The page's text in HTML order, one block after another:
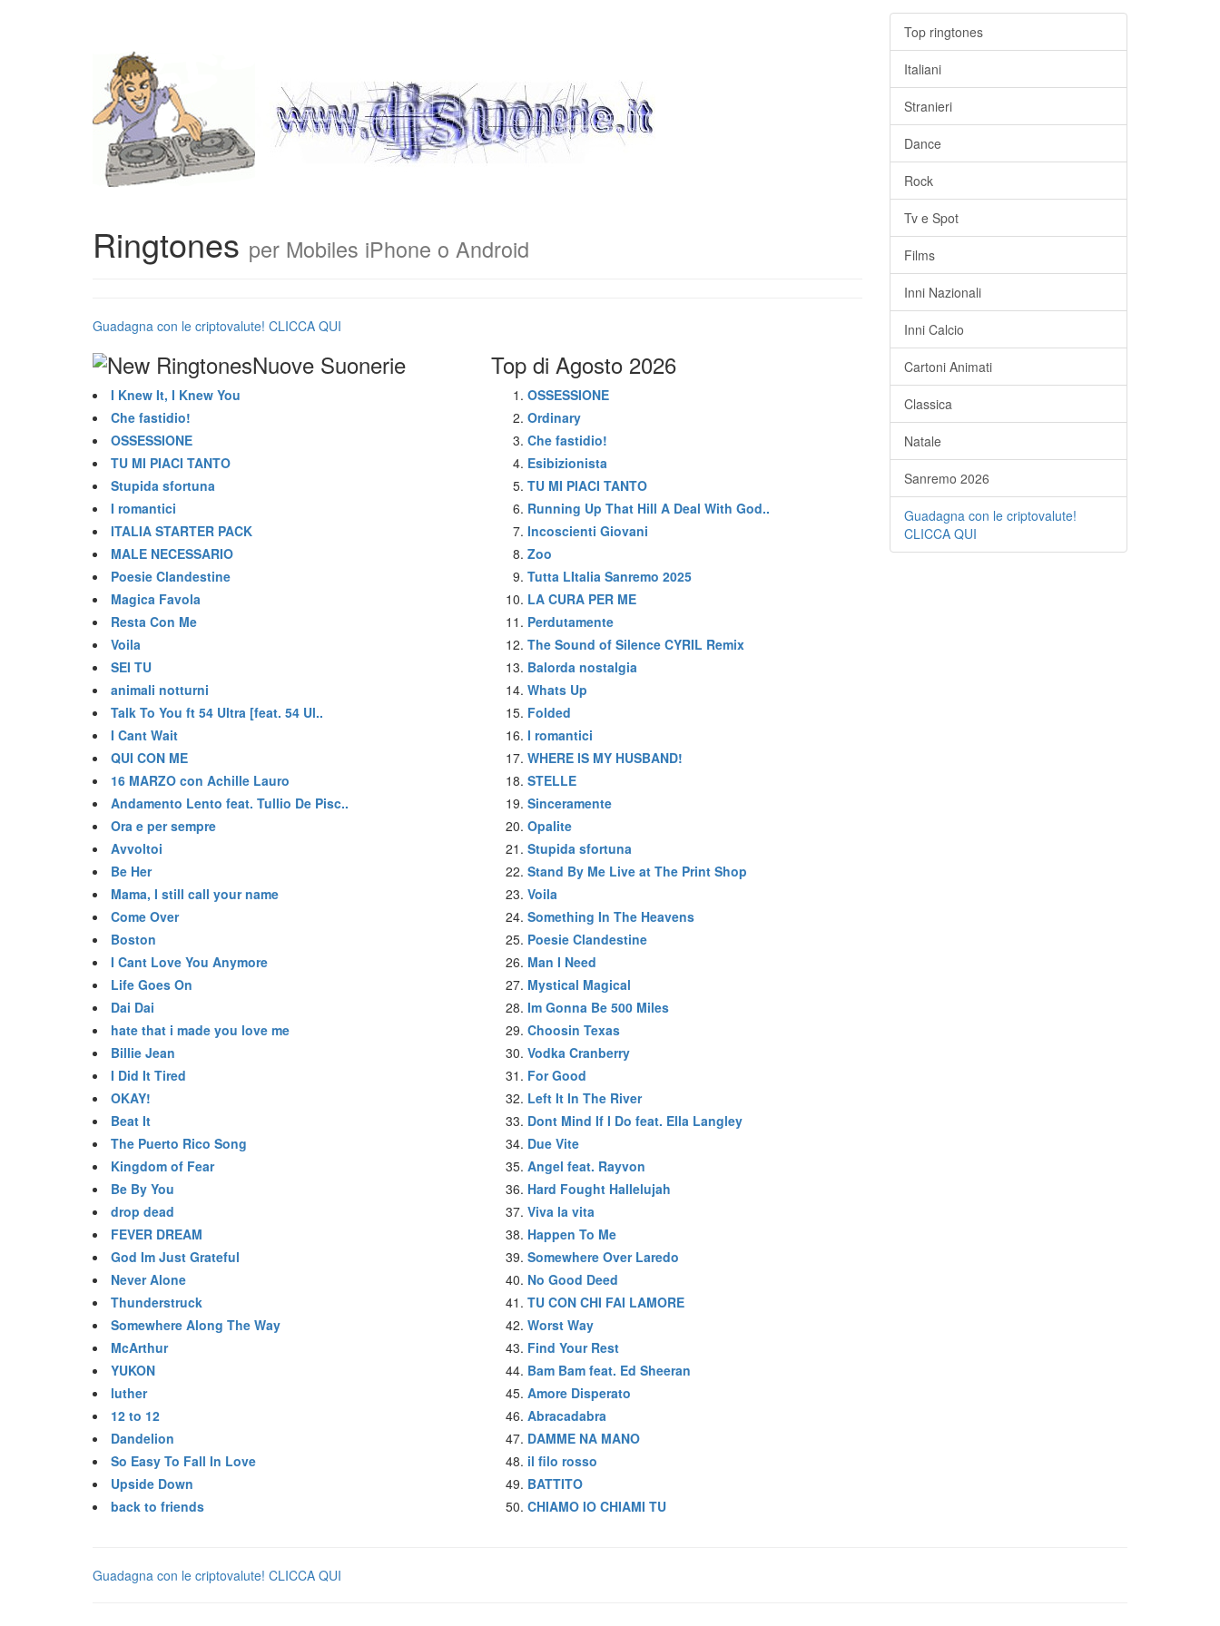
Ringtones per Mobiles iPhone o Android
Guadagna con le criptovalute! CLICCA QUI
Nuove Suonerie
I Knew It, I Knew You
Che fastidio!
OSSESSIONE
TU MI PIACI TANTO
Stupida sfortuna
I romantici
ITALIA STARTER PACK
MALE NECESSARIO
Poesie Clandestine
Magica Favola
Resta Con Me
Voila
SEI TU
animali notturni
Talk To You ft 54 Ultra [feat. 54 Ul..
I Cant Wait
QUI CON ME
16 MARZO con Achille Lauro
Andamento Lento feat. Tullio De Pisc..
Ora e per sempre
Avvoltoi
Be Her
Mama, I still call your name
Come Over
Boston
I Cant Love You Anymore
Life Goes On
Dai Dai
hate that i made you love me
Billie Jean
I Did It Tired
OKAY!
Beat It
The Puerto Rico Song
Kingdom of Fear
Be By You
drop dead
FEVER DREAM
God Im Just Grateful
Never Alone
Thunderstruck
Somewhere Along The Way
McArthur
YUKON
luther
12 to 12
Dandelion
So Easy To Fall In Love
Upside Down
back to friends
Top di Agosto 2026
OSSESSIONE
Ordinary
Che fastidio!
Esibizionista
TU MI PIACI TANTO
Running Up That Hill A Deal With God..
Incoscienti Giovani
Zoo
Tutta LItalia Sanremo 2025
LA CURA PER ME
Perdutamente
The Sound of Silence CYRIL Remix
Balorda nostalgia
Whats Up
Folded
I romantici
WHERE IS MY HUSBAND!
STELLE
Sinceramente
Opalite
Stupida sfortuna
Stand By Me Live at The Print Shop
Voila
Something In The Heavens
Poesie Clandestine
Man I Need
Mystical Magical
Im Gonna Be 500 Miles
Choosin Texas
Vodka Cranberry
For Good
Left It In The River
Dont Mind If I Do feat. Ella Langley
Due Vite
Angel feat. Rayvon
Hard Fought Hallelujah
Viva la vita
Happen To Me
Somewhere Over Laredo
No Good Deed
TU CON CHI FAI LAMORE
Worst Way
Find Your Rest
Bam Bam feat. Ed Sheeran
Amore Disperato
Abracadabra
DAMME NA MANO
il filo rosso
BATTITO
CHIAMO IO CHIAMI TU
Top ringtones
Italiani
Stranieri
Dance
Rock
Tv e Spot
Films
Inni Nazionali
Inni Calcio
Cartoni Animati
Classica
Natale
Sanremo 2026
Guadagna con le criptovalute!
CLICCA QUI
Guadagna con le criptovalute! CLICCA QUI